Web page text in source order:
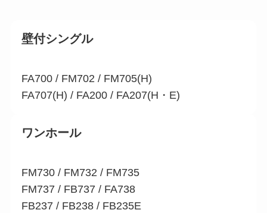
壁付シングル
FA700 / FM702 / FM705(H)
FA707(H) / FA200 / FA207(H・E)
ワンホール
FM730 / FM732 / FM735
FM737 / FB737 / FA738
FB237 / FB238 / FB235E